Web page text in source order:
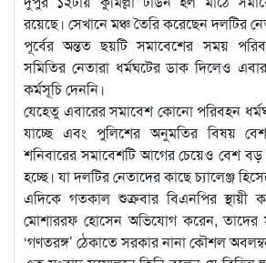
রয়েছে। সেখানে মঞ্চ তৈরি করেছেন দলটির
পূর্বের অন্তত ছয়টি সমাবেশের সময়
সমিতির নেতারা ধর্মঘটের ডাক দিলেও
কর্মসূচি দেননি।
যেহেতু এবারের সমাবেশ কোনো পরিবহন
যাচ্ছে এবং পুলিশের অনুমতির বিষয়
শনিবারের সমাবেশটি আগের চেয়েও বেশ বড়
হচ্ছে। যা দলটির নেতাদের কাছে চ্যালেঞ্জ
এদিকে গতকাল শুক্রবার বিএনপির স্থায়ী
মোশাররফ হোসেন অভিযোগ করেন, তাদের
‘গণতরঙ্গ’ ঠেকাতে সরকার নানা কৌশল